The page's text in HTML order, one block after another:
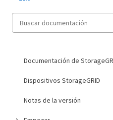
Documentación de
Dispositivos StorageGRID
Notas de la versión